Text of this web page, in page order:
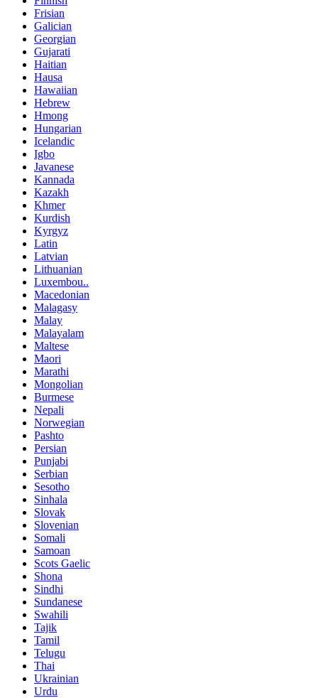
Frisian
Galician
Georgian
Gujarati
Haitian
Hausa
Hawaiian
Hebrew
Hmong
Hungarian
Icelandic
Igbo
Javanese
Kannada
Kazakh
Khmer
Kurdish
Kyrgyz
Latin
Latvian
Lithuanian
Luxembou..
Macedonian
Malagasy
Malay
Malayalam
Maltese
Maori
Marathi
Mongolian
Burmese
Nepali
Norwegian
Pashto
Persian
Punjabi
Serbian
Sesotho
Sinhala
Slovak
Slovenian
Somali
Samoan
Scots Gaelic
Shona
Sindhi
Sundanese
Swahili
Tajik
Tamil
Telugu
Thai
Ukrainian
Urdu